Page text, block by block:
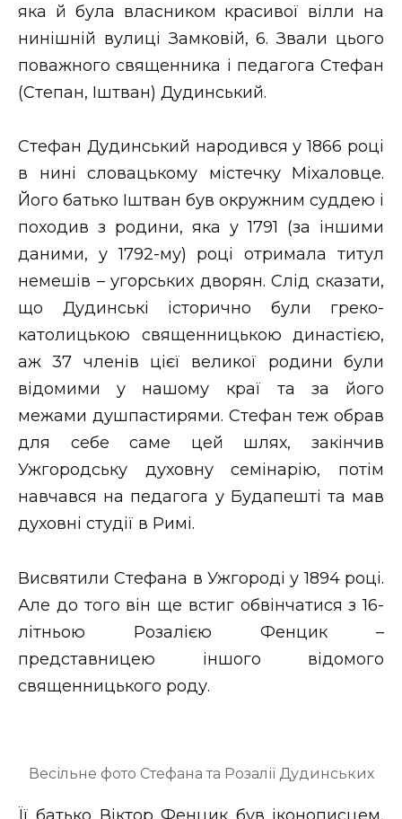
яка й була власником красивої вілли на
нинішній вулиці Замковій, 6. Звали цього
поважного священника і педагога Стефан
(Степан, Іштван) Дудинський.
Стефан Дудинський народився у 1866 році
в нині словацькому містечку Міхаловце.
Його батько Іштван був окружним суддею і
походив з родини, яка у 1791 (за іншими
даними, у 1792-му) році отримала титул
немешів – угорських дворян. Слід сказати,
що Дудинські історично були греко-
католицькою священницькою династією,
аж 37 членів цієї великої родини були
відомими у нашому краї та за його
межами душпастирями. Стефан теж обрав
для себе саме цей шлях, закінчив
Ужгородську духовну семінарію, потім
навчався на педагога у Будапешті та мав
духовні студії в Римі.
Висвятили Стефана в Ужгороді у 1894 році.
Але до того він ще встиг обвінчатися з 16-
літньою Розалією Фенцик –
представницею іншого відомого
священницького роду.
Весільне фото Стефана та Розалії Дудинських
Її батько Віктор Фенцик був іконописцем,